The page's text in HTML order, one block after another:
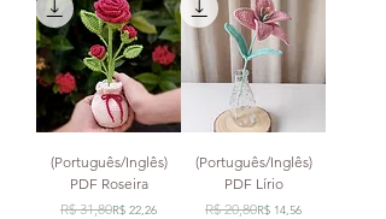
(Português/Inglês)
PDF Roseira
Preço normal
R$ 31,80Preço promocional
R$ 22,26
(Português/Inglês)
PDF Lírio
Preço normal
R$ 20,80Preço promocional
R$ 14,56